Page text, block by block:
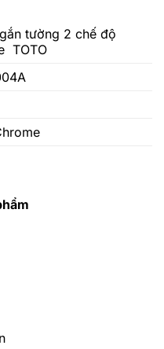
tường 2 chế độ
TOTO